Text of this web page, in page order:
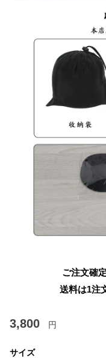
ご注文確
送料は1注
3,800 円
サイズ